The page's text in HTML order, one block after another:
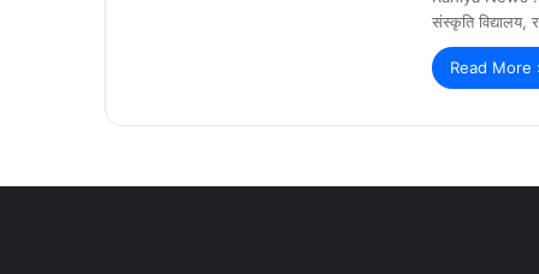
संस्कृति विद्यालय,
Read More